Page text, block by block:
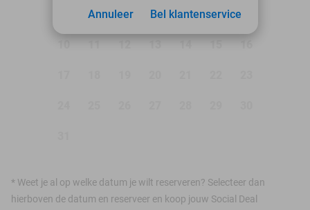
4 5 6 7 8
* Weet je al op welke datum je wilt reserveren? Selecteer dan
hierboven de datum en reserveer en koop jouw Social Deal
Bel klantenservice
Annuleer